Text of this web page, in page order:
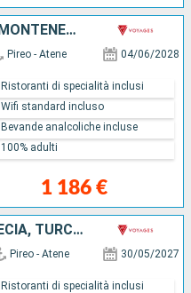
ALBANIA, GRECIA, CROAZIA, MONTENEGRO
Pireo - Atene 04/06/2028
1 186 €
Ristoranti di specialità inclusi
Wifi standard incluso
Bevande analcoliche incluse
100% adulti
MONTENEGRO, CROAZIA, GRECIA, TURCHIA
Pireo - Atene 30/05/2027
Ristoranti di specialità inclusi